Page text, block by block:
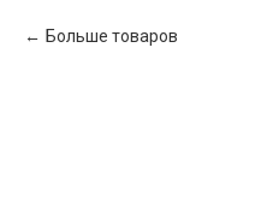
Больше товаров